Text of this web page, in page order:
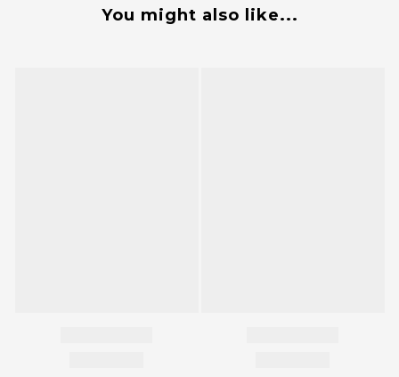
You might also like...